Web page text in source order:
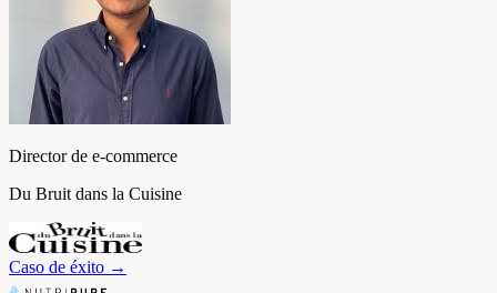
Director de e-commerce
Du Bruit dans la Cuisine
Caso de éxito →